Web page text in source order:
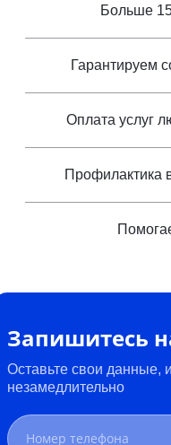
Больше
Гарантируем
Оплата услуг
Профилактика
Запишитесь
Оставьте свои
незамедлительно